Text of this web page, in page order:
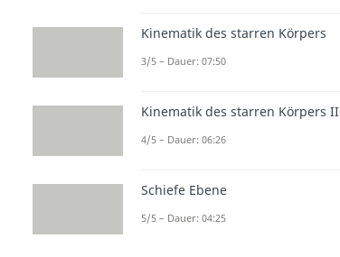
Kinematik des starren Körpers
3/5 – Dauer: 07:50
Kinematik des starren Körpers II
4/5 – Dauer: 06:26
Schiefe Ebene
5/5 – Dauer: 04:25